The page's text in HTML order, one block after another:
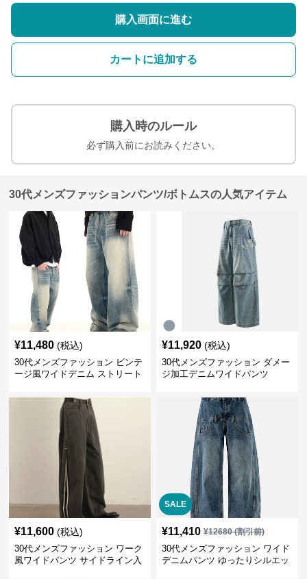
購入画面に進む
カートに追加する
購入時のルール
必ず購入前にお読みください。
30代メンズファッションパンツ/ボトムスの人気アイテム
¥11,480 (税込)
30代メンズファッション ビンテ
ージ風ワイドデニム ストリート
¥11,920 (税込)
30代メンズファッション ダメー
ジ加工デニムワイドパンツ
¥11,600 (税込)
30代メンズファッション ワーク
風ワイドパンツ サイドライン入
SALE
¥11,410 ¥12680(割引前)
30代メンズファッション ワイド
デニムパンツ ゆったりシルエッ